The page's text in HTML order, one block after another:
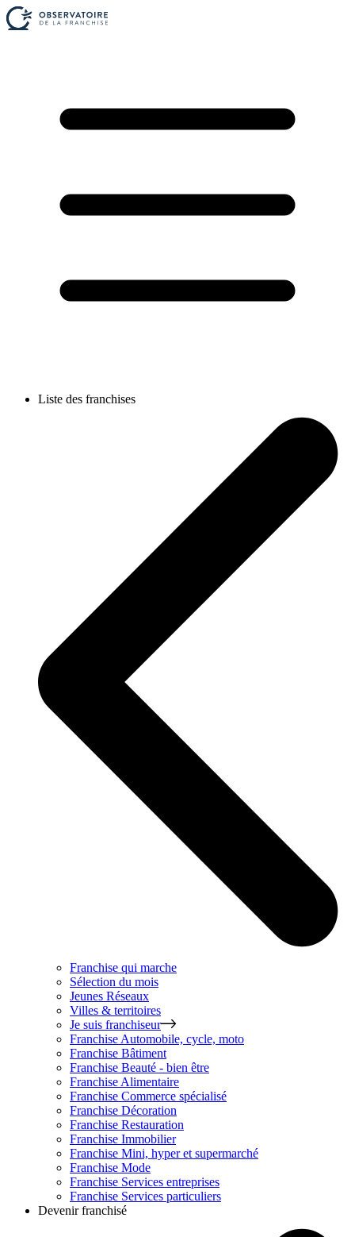
Liste des franchises
Franchise qui marche
Sélection du mois
Jeunes Réseaux
Villes & territoires
Je suis franchiseur
Franchise Automobile, cycle, moto
Franchise Bâtiment
Franchise Beauté - bien être
Franchise Alimentaire
Franchise Commerce spécialisé
Franchise Décoration
Franchise Restauration
Franchise Immobilier
Franchise Mini, hyper et supermarché
Franchise Mode
Franchise Services entreprises
Franchise Services particuliers
Devenir franchisé